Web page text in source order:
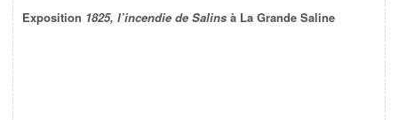
Exposition 1825, l’incendie de Salins à La Grande Saline